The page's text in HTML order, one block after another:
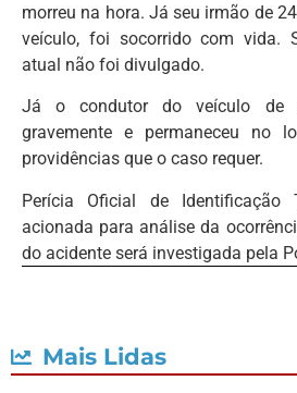
morreu na hora. Já seu irmão de
veículo, foi socorrido com vida.
atual não foi divulgado.
Já o condutor do veículo de
gravemente e permaneceu no
providências que o caso requer.
Perícia Oficial de Identificação
acionada para análise da
do acidente será investigada pela
Mais Lidas